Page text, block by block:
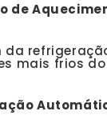
de
da
mais frios